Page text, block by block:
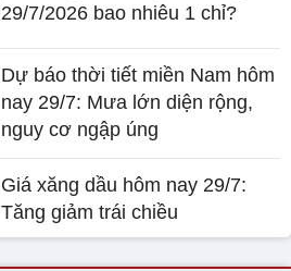
29/7/2026 bao nhiêu 1 chỉ?
Dự báo thời tiết miền Nam hôm
nay 29/7: Mưa lớn diện rộng,
nguy cơ ngập úng
Giá xăng dầu hôm nay 29/7:
Tăng giảm trái chiều